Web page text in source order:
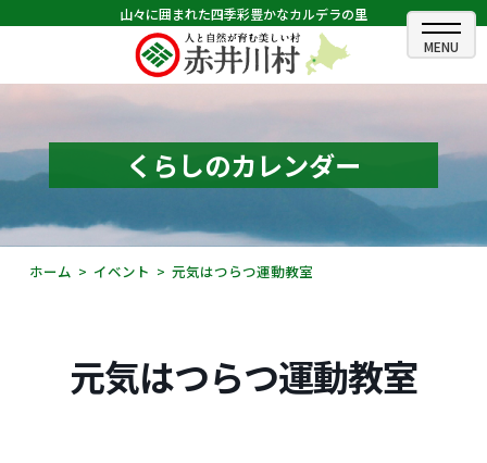
山々に囲まれた四季彩豊かなカルデラの里
ホーム
むらのできごと
むらのプロフィール
くらしの情報
観光・イベント情報
くらしのカレンダー
ホーム イベント 元気はつらつ運動教室
元気はつらつ運動教室